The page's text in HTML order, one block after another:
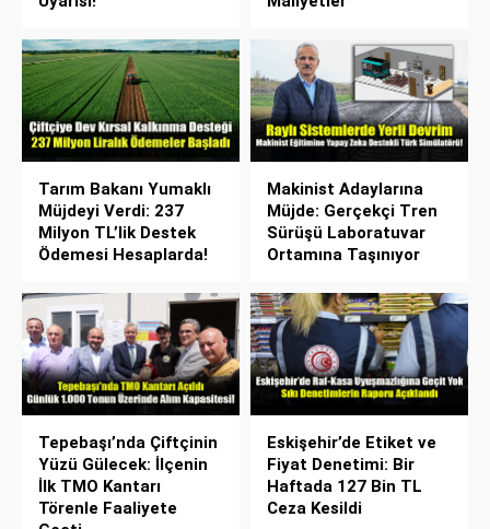
Tarım Bakanı Yumaklı
Müjdeyi Verdi: 237
Milyon TL’lik Destek
Ödemesi Hesaplarda!
Makinist Adaylarına
Müjde: Gerçekçi Tren
Sürüşü Laboratuvar
Ortamına Taşınıyor
Tepebaşı’nda Çiftçinin
Yüzü Gülecek: İlçenin
İlk TMO Kantarı
Törenle Faaliyete
Eskişehir’de Etiket ve
Fiyat Denetimi: Bir
Haftada 127 Bin TL
Ceza Kesildi